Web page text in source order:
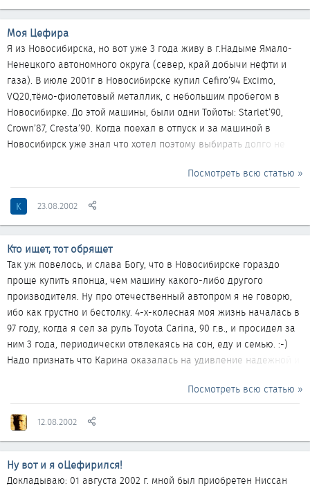
включающая в себя индивидуальные "особенности" и
предпочтения в эксплуатации автомобиля - бензин, крутая
музыка, резина-изолента...
Моя Цефира
Я из Новосибирска, но вот уже 3 года живу в г.Надыме Ямало-
Ненецкого автономного округа (север, край добычи нефти и
газа). В июле 2001г в Новосибирске купил Cefiro’94 Exсimo,
VQ20,тёмо-фиолетовый металлик, с небольшим пробегом в
Новосибирке. До этой машины, были одни Тойоты: Starlet’90,
Crown’87, Cresta’90. Когда поехал в отпуск и за машиной в
Новосибирск уже знал что хотел поэтому выбирать долго не
японских авто — машину подогнали к подъезду. Смотрели с
балкона 4 этажа как подъезжает, жена сказала -«А что такая
большая?». Ну нравятся мне большие машины. Приятно был
удивлён, что большая она не только снаружи, но и изнутри. На
Кроуне и Кресте приходилось отодвигать водительское
сидение...
Посмотреть всю статью »
K 23.08.2002
Кто ищет, тот обрящет
Так уж повелось, и слава Богу, что в Новосибирске гораздо
проще купить японца, чем машину какого-либо другого
производителя. Ну про отечественный автопром я не говорю,
ибо как грустно и бестолку. 4-х-колесная моя жизнь началась в
97 году, когда я сел за руль Toyota Carina, 90 г.в., и просидел за
ним 3 года, периодически отвлекаясь на сон, еду и семью. :-)
Надо признать что Карина оказалась на удивление надежной и
месте. Наши желания как норовистые кони, бьют землю
копытом и рвутся вперед, в струну натягивая упряжь, на другом
конце которой, судорожно хватаясь за пролетающие мимо
кусты и кочки, в кровь сбивая ладони и ломая пальцы, тащатся
волоком наши доходы. И как следствие...
Посмотреть всю статью »
12.08.2002
Ну вот и я оЦефирился!
Докладываю: 01 августа 2002 г. мной был приобретен Ниссан